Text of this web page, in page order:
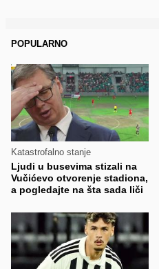
POPULARNO
Katastrofalno stanje
Ljudi u busevima stizali na
Vučićevo otvorenje stadiona,
a pogledajte na šta sada liči